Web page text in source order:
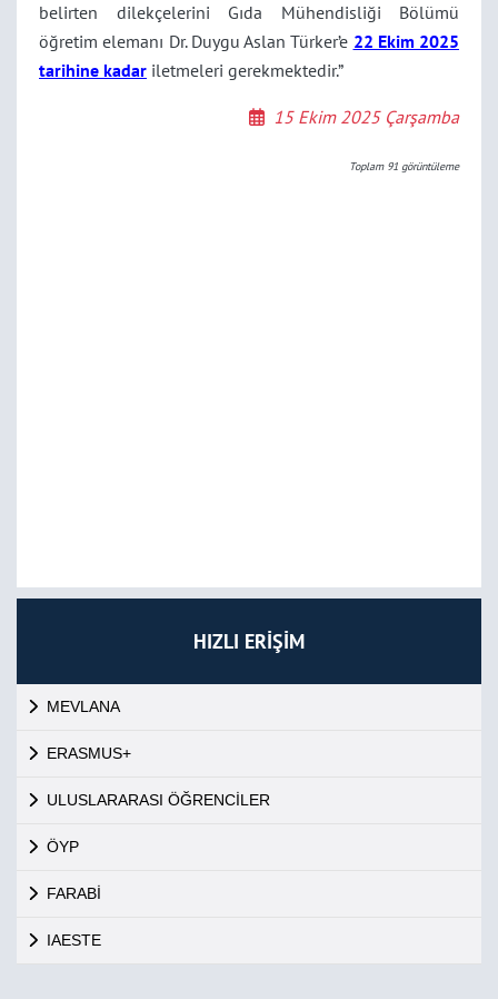
HIZLI ERİŞİM
MEVLANA
ERASMUS+
ULUSLARARASI ÖĞRENCİLER
ÖYP
FARABİ
IAESTE
belirten dilekçelerini Gıda Mühendisliği Bölümü
öğretim elemanı Dr. Duygu Aslan Türker’e 22 Ekim 2025
tarihine kadar iletmeleri gerekmektedir.”
15 Ekim 2025 Çarşamba
Toplam 91 görüntüleme